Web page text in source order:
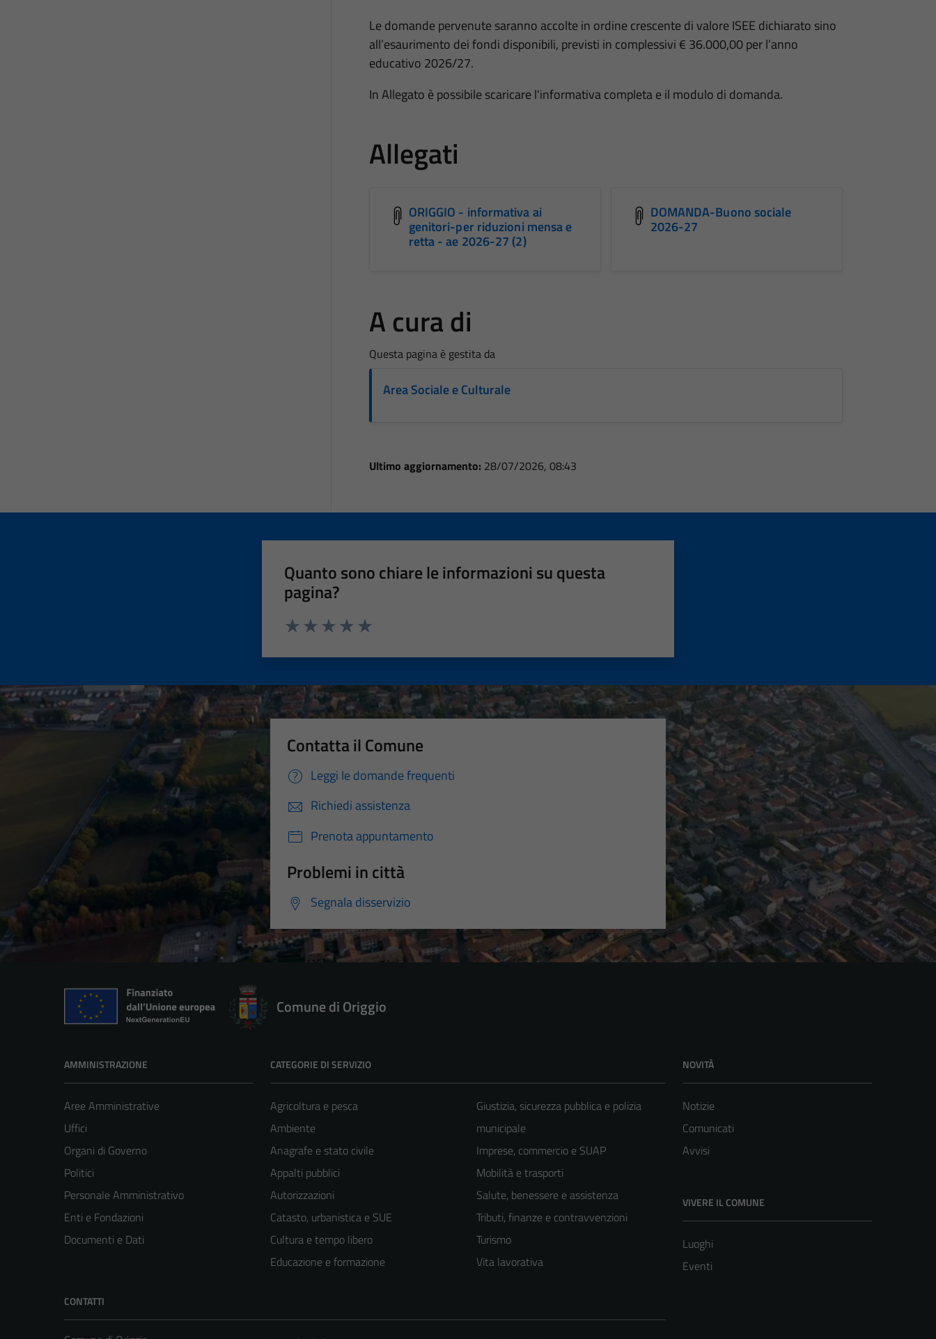
Le domande pervenute saranno accolte in ordine crescente di valore ISEE dichiarato sino
all’esaurimento dei fondi disponibili, previsti in complessivi € 36.000,00 per l’anno
educativo 2026/27.
In Allegato è possibile scaricare l'informativa completa e il modulo di domanda.
Allegati
ORIGGIO - informativa ai
genitori-per riduzioni mensa e
retta - ae 2026-27 (2)
DOMANDA-Buono sociale
2026-27
A cura di
Questa pagina è gestita da
Area Sociale e Culturale
Ultimo aggiornamento: 28/07/2026, 08:43
Quanto sono chiare le informazioni su questa
pagina?
Contatta il Comune
Leggi le domande frequenti
Richiedi assistenza
Prenota appuntamento
Problemi in città
Segnala disservizio
Comune di Origgio
AMMINISTRAZIONE
Aree Amministrative
Uffici
Organi di Governo
Politici
Personale Amministrativo
Enti e Fondazioni
Documenti e Dati
CATEGORIE DI SERVIZIO
Agricoltura e pesca
Ambiente
Anagrafe e stato civile
Appalti pubblici
Autorizzazioni
Catasto, urbanistica e SUE
Cultura e tempo libero
Educazione e formazione
Giustizia, sicurezza pubblica e polizia
municipale
Imprese, commercio e SUAP
Mobilità e trasporti
Salute, benessere e assistenza
Tributi, finanze e contravvenzioni
Turismo
Vita lavorativa
NOVITÀ
Notizie
Comunicati
Avvisi
VIVERE IL COMUNE
Luoghi
Eventi
CONTATTI